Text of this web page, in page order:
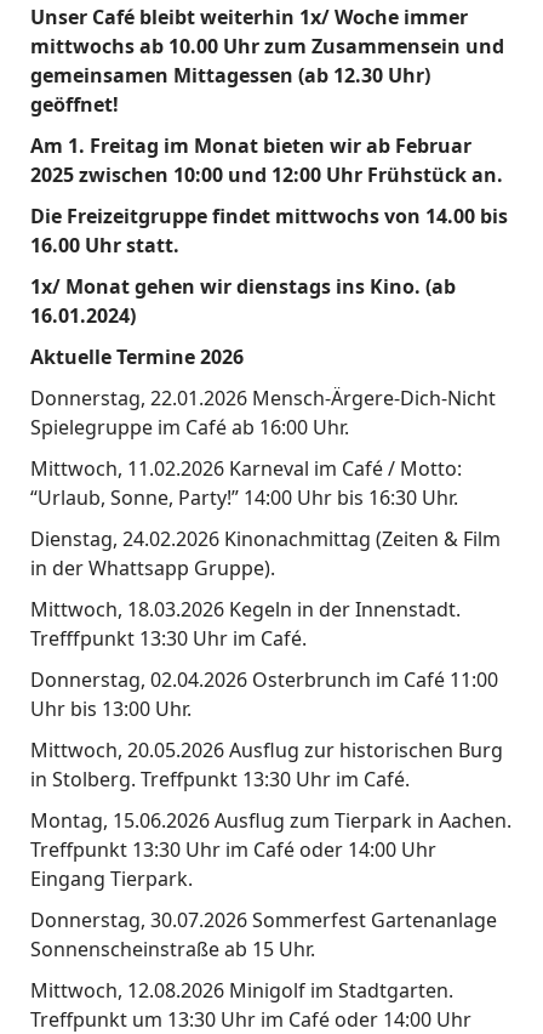
n
s
g
e
s
e
l
l
s
c
h
a
f
t
N
y
s
s
e
n
m
b
H
Unser Café bleibt weiterhin 1x/ Woche immer
mittwochs ab 10.00 Uhr zum Zusammensein und
gemeinsamen Mittagessen (ab 12.30 Uhr)
geöffnet!
Am 1. Freitag im Monat bieten wir ab Februar
2025 zwischen 10:00 und 12:00 Uhr Frühstück an.
Die Freizeitgruppefindet mittwochs von 14.00 bis
16.00 Uhr statt.
1x/ Monat gehen wir dienstags ins Kino. (ab
16.01.2024)
Aktuelle Termine 2026
Donnerstag, 22.01.2026 Mensch-Ärgere-Dich-Nicht
Spielegruppe im Café ab 16:00 Uhr.
Mittwoch, 11.02.2026 Karneval im Café / Motto:
“Urlaub, Sonne, Party!” 14:00 Uhr bis 16:30 Uhr.
Dienstag, 24.02.2026 Kinonachmittag (Zeiten & Film
in der Whattsapp Gruppe).
Mittwoch, 18.03.2026 Kegeln in der Innenstadt.
Trefffpunkt 13:30 Uhr im Café.
Donnerstag, 02.04.2026 Osterbrunch im Café 11:00
Uhr bis 13:00 Uhr.
Mittwoch, 20.05.2026 Ausflug zur historischen Burg
in Stolberg. Treffpunkt 13:30 Uhr im Café.
Montag, 15.06.2026 Ausflug zum Tierpark in Aachen.
Treffpunkt 13:30 Uhr im Café oder 14:00 Uhr
Eingang Tierpark.
Donnerstag, 30.07.2026 Sommerfest Gartenanlage
Sonnenscheinstraße ab 15 Uhr.
Mittwoch, 12.08.2026 Minigolf im Stadtgarten.
Treffpunkt um 13:30 Uhr im Café oder 14:00 Uhr